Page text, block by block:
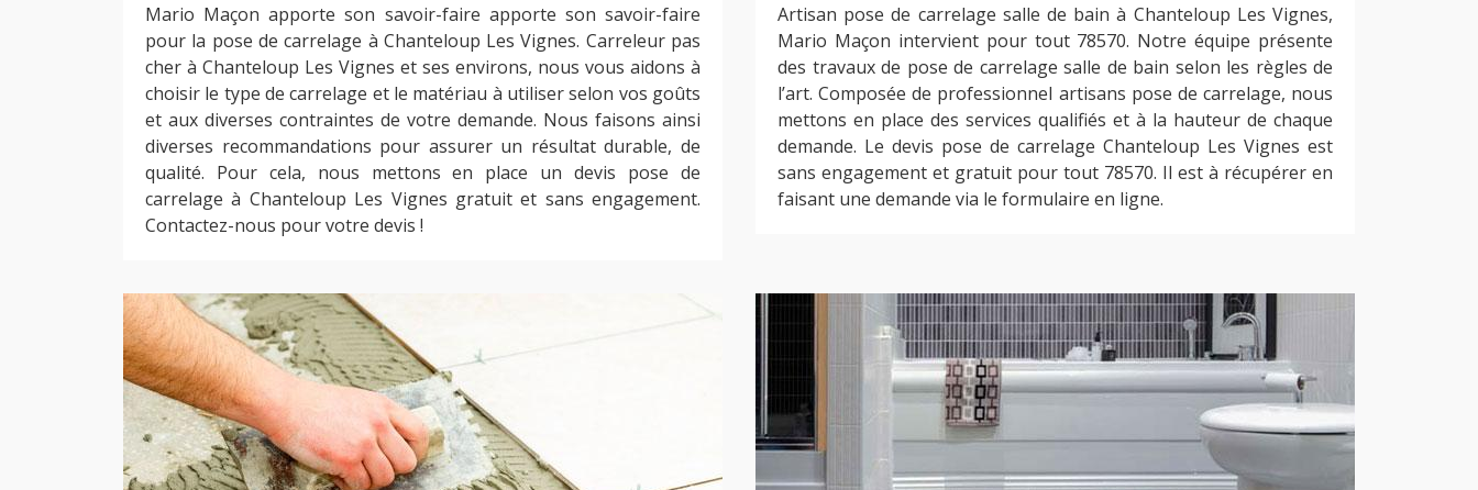
Mario Maçon apporte son savoir-faire apporte son savoir-faire
pour la pose de carrelage à Chanteloup Les Vignes. Carreleur pas
cher à Chanteloup Les Vignes et ses environs, nous vous aidons à
choisir le type de carrelage et le matériau à utiliser selon vos goûts
et aux diverses contraintes de votre demande. Nous faisons ainsi
diverses recommandations pour assurer un résultat durable, de
qualité. Pour cela, nous mettons en place un devis pose de
carrelage à Chanteloup Les Vignes gratuit et sans engagement.
Contactez-nous pour votre devis !
Artisan pose de carrelage salle de bain à Chanteloup Les Vignes,
Mario Maçon intervient pour tout 78570. Notre équipe présente
des travaux de pose de carrelage salle de bain selon les règles de
l’art. Composée de professionnel artisans pose de carrelage, nous
mettons en place des services qualifiés et à la hauteur de chaque
demande. Le devis pose de carrelage Chanteloup Les Vignes est
sans engagement et gratuit pour tout 78570. Il est à récupérer en
faisant une demande via le formulaire en ligne.